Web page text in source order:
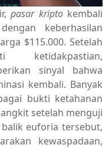
pasar kriptokembali
keberhasilan
$115.000. Setelah
ketidakpastian,
sinyal bahwa
kembali. Banyak
bukti ketahanan
setelah menguji
euforia tersebut,
kewaspadaan,